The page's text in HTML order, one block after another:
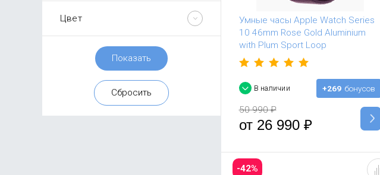
Цвет
Умные часы Apple Watch Series
10 46mm Rose Gold Aluminium
with Plum Sport Loop
В наличии +269 бонусов
от26 990 ₽
50 990₽
-42%